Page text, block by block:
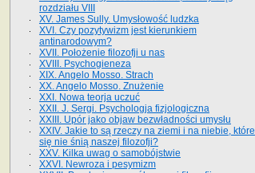
rozdziału VIII
XV. James Sully. Umysłowość ludzka
XVI. Czy pozytywizm jest kierunkiem
antinarodowym?
XVII. Położenie filozofji u nas
XVIII. Psychogieneza
XIX. Angelo Mosso. Strach
XX. Angelo Mosso. Znużenie
XXI. Nowa teorja uczuć
XXII. J. Sergi. Psychologja fizjologiczna
XXIII. Upór jako objaw bezwładności umysłu
XXIV. Jakie to są rzeczy na ziemi i na niebie, które
się nie śnią naszej filozofji?
XXV. Kilka uwag o samobójstwie
XXVI. Newroza i pesymizm